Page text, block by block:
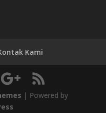
Kami
| Powered by